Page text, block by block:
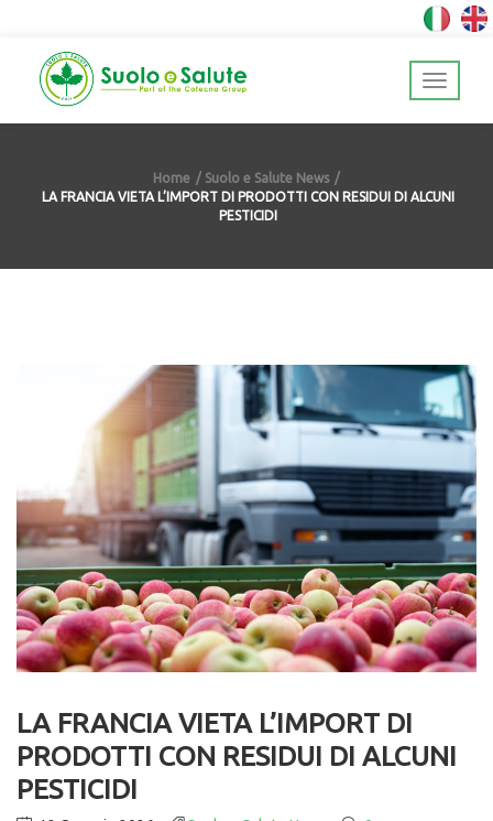
Home
Suolo e Salute News
LA FRANCIA VIETA L’IMPORT DI PRODOTTI CON RESIDUI DI ALCUNI
PESTICIDI
LA FRANCIA VIETA L’IMPORT DI
PRODOTTI CON RESIDUI DI ALCUNI
PESTICIDI